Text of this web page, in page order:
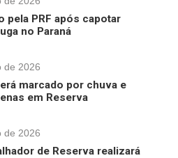
pela PRF após capotar
no Paraná
de 2026
marcado por chuva e
em Reserva
de 2026
de Reserva realizará